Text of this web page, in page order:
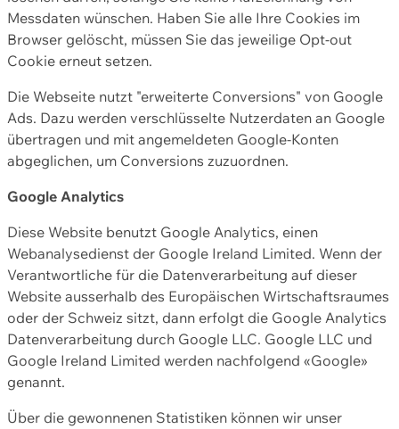
Messdaten wünschen. Haben Sie alle Ihre Cookies im
Browser gelöscht, müssen Sie das jeweilige Opt-out
Cookie erneut setzen.
Die Webseite nutzt "erweiterte Conversions" von Google
Ads. Dazu werden verschlüsselte Nutzerdaten an Google
übertragen und mit angemeldeten Google-Konten
abgeglichen, um Conversions zuzuordnen.
Google Analytics
Diese Website benutzt Google Analytics, einen
Webanalysedienst der Google Ireland Limited. Wenn der
Verantwortliche für die Datenverarbeitung auf dieser
Website ausserhalb des Europäischen Wirtschaftsraumes
oder der Schweiz sitzt, dann erfolgt die Google Analytics
Datenverarbeitung durch Google LLC. Google LLC und
Google Ireland Limited werden nachfolgend «Google»
genannt.
Über die gewonnenen Statistiken können wir unser